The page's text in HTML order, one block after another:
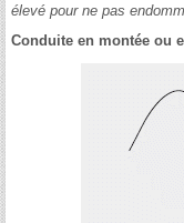
élevé pour ne pas
Conduite en montée ou